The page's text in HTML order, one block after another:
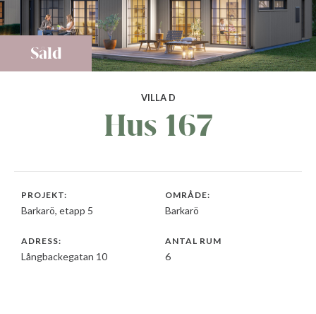
Såld
VILLA D
Hus 167
PROJEKT:
Barkarö, etapp 5
ADRESS:
Långbackegatan 10
OMRÅDE:
Barkarö
ANTAL RUM
6